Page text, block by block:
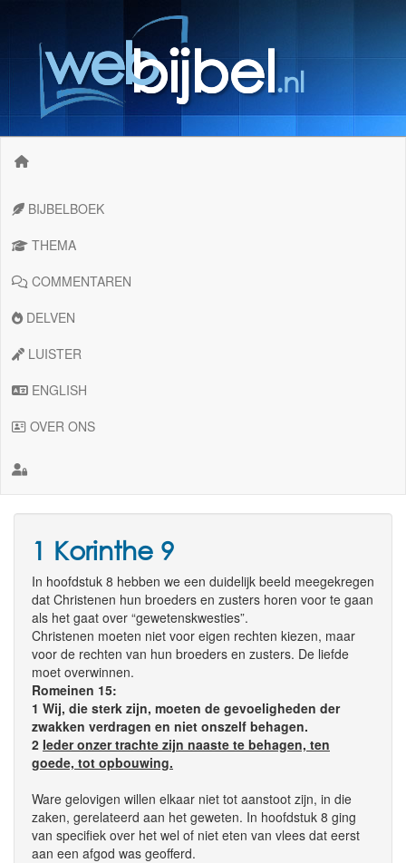
BIJBELBOEK
THEMA
COMMENTAREN
DELVEN
LUISTER
ENGLISH
OVER ONS
1 Korinthe 9
In hoofdstuk 8 hebben we een duidelijk beeld meegekregen
dat Christenen hun broeders en zusters horen voor te gaan
als het gaat over “gewetenskwesties”.
Christenen moeten niet voor eigen rechten kiezen, maar
voor de rechten van hun broeders en zusters. De liefde
moet overwinnen.
Romeinen 15:
1 Wij, die sterk zijn, moeten de gevoeligheden der
zwakken verdragen en niet onszelf behagen.
2 Ieder onzer trachte zijn naaste te behagen, ten
goede, tot opbouwing.
Ware gelovigen willen elkaar niet tot aanstoot zijn, in die
zaken, gerelateerd aan het geweten. In hoofdstuk 8 ging
van specifiek over het wel of niet eten van vlees dat eerst
aan een afgod was geofferd.